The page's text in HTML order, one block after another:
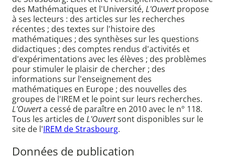
des Mathématiques et l'Université, L'Ouvertpropose
à ses lecteurs : des articles sur les recherches
récentes ; des textes sur l'histoire des
mathématiques ; des synthèses sur les questions
didactiques ; des comptes rendus d'activités et
d'expérimentations avec les élèves ; des problèmes
pour stimuler le plaisir de chercher ; des
informations sur l'enseignement des
mathématiques en Europe ; des nouvelles des
groupes de l'IREM et le point sur leurs recherches.
L'Ouverta cessé de paraître en 2010 avec le n° 118.
Tous les articles deL'Ouvertsont disponibles sur le
site de l'IREM de Strasbourg.
Données de publication